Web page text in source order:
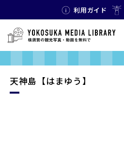
利用ガイド
天神島【はまゆう】